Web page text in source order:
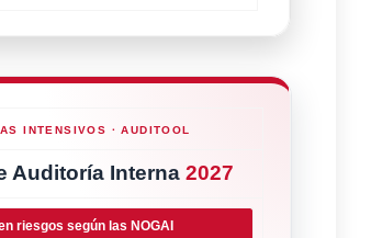
INTENSIVOS · AUDITOOL
Auditoría Interna2027
riesgos según las NOGAI